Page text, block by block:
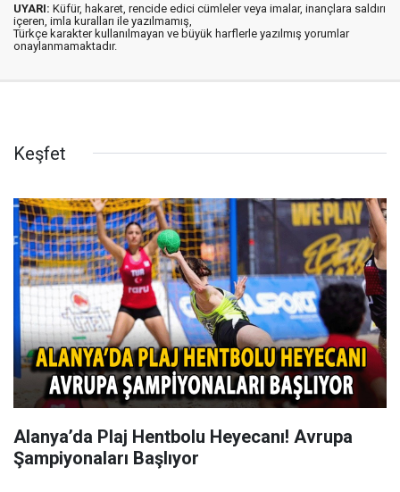
UYARI: Küfür, hakaret, rencide edici cümleler veya imalar, inançlara saldırı
içeren, imla kuralları ile yazılmamış,
Türkçe karakter kullanılmayan ve büyük harflerle yazılmış yorumlar
onaylanmamaktadır.
Keşfet
Alanya’da Plaj Hentbolu Heyecanı! Avrupa
Şampiyonaları Başlıyor